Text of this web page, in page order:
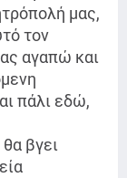
μας,
τον
αγαπώ και
πάλι εδώ,
βγει